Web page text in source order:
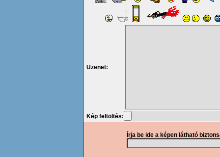
Üzenet:
Kép feltöltés:
Írja be ide a képen látható